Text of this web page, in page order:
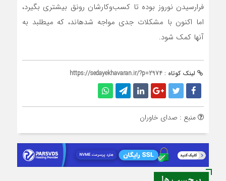
فرارسیدن نوروز بوده تا کسب‌وکارشان رونق بیشتری بگیرد،
اما اکنون با مشکلات جدی مواجه شده‎اند، که می‎طلبد به
آنها کمک شود.
لینک کوتاه : https://sedayekhavaran.ir/?p=2974
منبع : صدای خاوران